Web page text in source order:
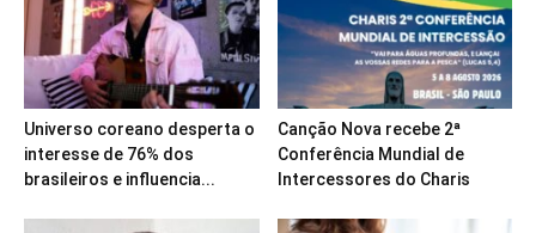
Universo coreano desperta o
interesse de 76% dos
brasileiros e influencia...
Canção Nova recebe 2ª
Conferência Mundial de
Intercessores do Charis